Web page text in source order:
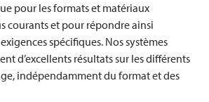
pour les formats et matériaux
courants et pour répondre ainsi
spécifiques. Nos systèmes
d’excellents résultats sur les différents
indépendamment du format et des